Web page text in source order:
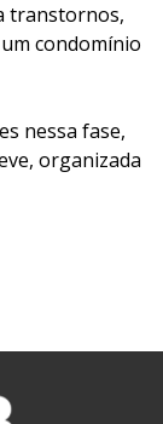
transtornos,
condomínio
nessa fase,
organizada